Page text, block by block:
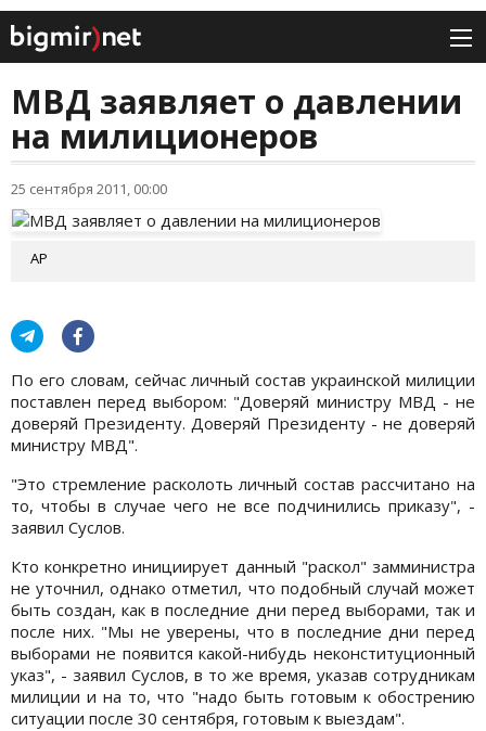
МВД заявляет о давлении
на милиционеров
25 сентября 2011, 00:00
AP
По его словам, сейчас личный состав украинской милиции
поставлен перед выбором: "Доверяй министру МВД - не
доверяй Президенту. Доверяй Президенту - не доверяй
министру МВД".
"Это стремление расколоть личный состав рассчитано на
то, чтобы в случае чего не все подчинились приказу", -
заявил Суслов.
Кто конкретно инициирует данный "раскол" замминистра
не уточнил, однако отметил, что подобный случай может
быть создан, как в последние дни перед выборами, так и
после них. "Мы не уверены, что в последние дни перед
выборами не появится какой-нибудь неконституционный
указ", - заявил Суслов, в то же время, указав сотрудникам
милиции и на то, что "надо быть готовым к обострению
ситуации после 30 сентября, готовым к выездам".